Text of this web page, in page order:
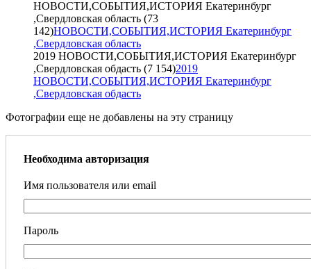
НОВОСТИ,СОБЫТИЯ,ИСТОРИЯ Екатеринбург
,Свердловская область (73
142)НОВОСТИ,СОБЫТИЯ,ИСТОРИЯ Екатеринбург
,Свердловская область
2019 НОВОСТИ,СОБЫТИЯ,ИСТОРИЯ Екатеринбург
,Свердловская обдасть (7 154)2019
НОВОСТИ,СОБЫТИЯ,ИСТОРИЯ Екатеринбург
,Свердловская обдасть
Фотографии еще не добавлены на эту страницу
Необходима авторизация
Имя пользователя или email
Пароль